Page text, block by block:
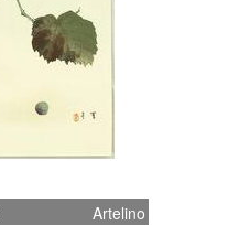
Artelino